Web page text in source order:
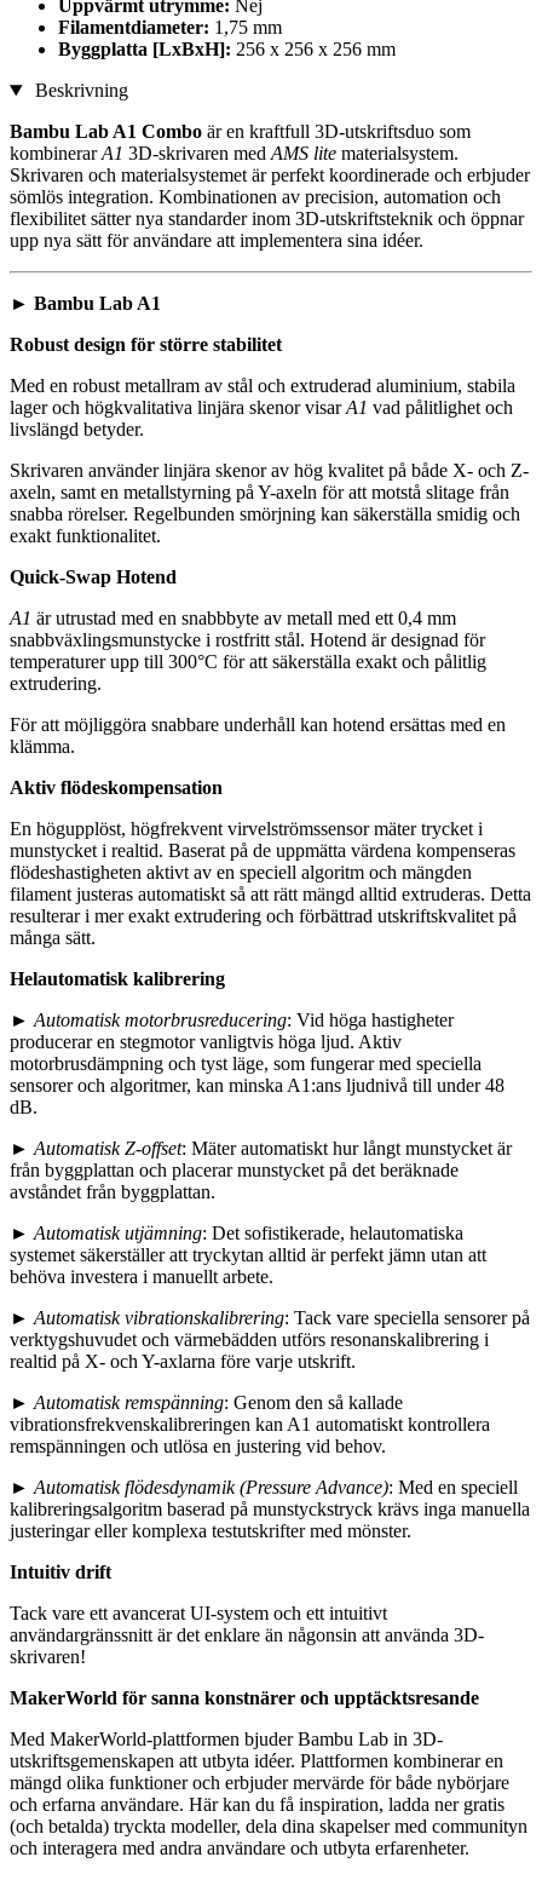
Uppvärmt utrymme: Nej
Filamentdiameter: 1,75 mm
Byggplatta [LxBxH]: 256 x 256 x 256 mm
Beskrivning
Bambu Lab A1 Combo är en kraftfull 3D-utskriftsduo som
kombinerarA1 3D-skrivaren med AMS lite materialsystem.
Skrivaren och materialsystemet är perfekt koordinerade och erbjuder
sömlös integration. Kombinationen av precision, automation och
flexibilitet sätter nya standarder inom 3D-utskriftsteknik och öppnar
upp nya sätt för användare att implementera sina idéer.
► Bambu Lab A1
Robust design för större stabilitet
Med en robust metallram av stål och extruderad aluminium, stabila
lager och högkvalitativa linjära skenor visarA1 vad pålitlighet och
livslängd betyder.
Skrivaren använder linjära skenor av hög kvalitet på både X- och Z-
axeln, samt en metallstyrning på Y-axeln för att motstå slitage från
snabba rörelser. Regelbunden smörjning kan säkerställa smidig och
exakt funktionalitet.
Quick-Swap Hotend
A1 är utrustad med en snabbbyte av metall med ett 0,4 mm
snabbväxlingsmunstycke i rostfritt stål. Hotend är designad för
temperaturer upp till 300°C för att säkerställa exakt och pålitlig
extrudering.
För att möjliggöra snabbare underhåll kan hotend ersättas med en
klämma.
Aktiv flödeskompensation
En högupplöst, högfrekvent virvelströmssensor mäter trycket i
munstycket i realtid. Baserat på de uppmätta värdena kompenseras
flödeshastigheten aktivt av en speciell algoritm och mängden
filament justeras automatiskt så att rätt mängd alltid extruderas. Detta
resulterar i mer exakt extrudering och förbättrad utskriftskvalitet på
många sätt.
Helautomatisk kalibrering
► Automatisk motorbrusreducering: Vid höga hastigheter
producerar en stegmotor vanligtvis höga ljud. Aktiv
motorbrusdämpning och tyst läge, som fungerar med speciella
sensorer och algoritmer, kan minska A1:ans ljudnivå till under 48
dB.
► Automatisk Z-offset: Mäter automatiskt hur långt munstycket är
från byggplattan och placerar munstycket på det beräknade
avståndet från byggplattan.
► Automatisk utjämning: Det sofistikerade, helautomatiska
systemet säkerställer att tryckytan alltid är perfekt jämn utan att
behöva investera i manuellt arbete.
► Automatisk vibrationskalibrering: Tack vare speciella sensorer på
verktygshuvudet och värmebädden utförs resonanskalibrering i
realtid på X- och Y-axlarna före varje utskrift.
► Automatisk remspänning: Genom den så kallade
vibrationsfrekvenskalibreringen kan A1 automatiskt kontrollera
remspänningen och utlösa en justering vid behov.
► Automatisk flödesdynamik (Pressure Advance): Med en speciell
kalibreringsalgoritm baserad på munstyckstryck krävs inga manuella
justeringar eller komplexa testutskrifter med mönster.
Intuitiv drift
Tack vare ett avancerat UI-system och ett intuitivt
användargränssnitt är det enklare än någonsin att använda 3D-
skrivaren!
MakerWorld för sanna konstnärer och upptäcktsresande
Med MakerWorld-plattformen bjuder Bambu Lab in 3D-
utskriftsgemenskapen att utbyta idéer. Plattformen kombinerar en
mängd olika funktioner och erbjuder mervärde för både nybörjare
och erfarna användare. Här kan du få inspiration, ladda ner gratis
(och betalda) tryckta modeller, dela dina skapelser med communityn
och interagera med andra användare och utbyta erfarenheter.